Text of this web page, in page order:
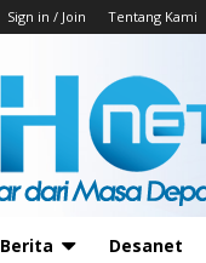
Sign in / Join Tentang Kami
Berita Desanet